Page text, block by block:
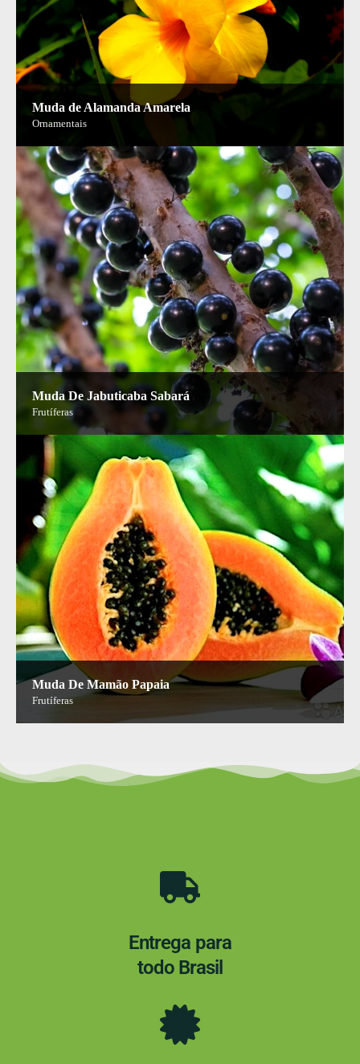
Muda de Alamanda Amarela
Ornamentais
Muda De Jabuticaba Sabará
Frutíferas
Muda De Mamão Papaia
Frutíferas
Entrega para
todo Brasil